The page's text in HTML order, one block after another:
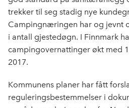
trekker til seg stadig nye
Campingnæringen har og jevnt
i antall gjestedøgn. I Finnmark
campingovernattinger økt med
2017.
Kommunens planer har fått
reguleringsbestemmelser i